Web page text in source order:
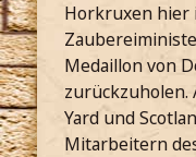
Horkruxen
Medaillon von
zurückzuholen.
Yard und
Mitarbeitern